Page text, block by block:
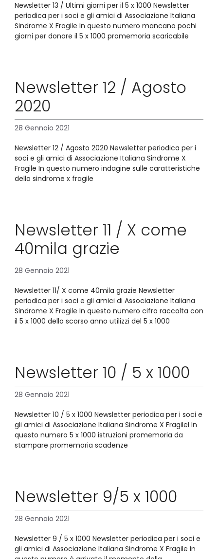
Newsletter 13 / Ultimi giorni per il 5 x 1000 Newsletter
periodica per i soci e gli amici di Associazione Italiana
Sindrome X Fragile In questo numero mancano pochi
giorni per donare il 5 x 1000 promemoria scaricabile
Newsletter 12 / Agosto
2020
28 Gennaio 2021
Newsletter 12 / Agosto 2020 Newsletter periodica per i
soci e gli amici di Associazione Italiana Sindrome X
Fragile In questo numero indagine sulle caratteristiche
della sindrome x fragile
Newsletter 11 / X come
40mila grazie
28 Gennaio 2021
Newsletter 11/ X come 40mila grazie Newsletter
periodica per i soci e gli amici di Associazione Italiana
Sindrome X Fragile In questo numero cifra raccolta con
il 5 x 1000 dello scorso anno utilizzi del 5 x 1000
Newsletter 10 / 5 x 1000
28 Gennaio 2021
Newsletter 10 / 5 x 1000 Newsletter periodica per i soci e
gli amici di Associazione Italiana Sindrome X FragileI In
questo numero 5 x 1000 istruzioni promemoria da
stampare promemoria scadenze
Newsletter 9/5 x 1000
28 Gennaio 2021
Newsletter 9 / 5 x 1000 Newsletter periodica per i soci e
gli amici di Associazione Italiana Sindrome X Fragile In